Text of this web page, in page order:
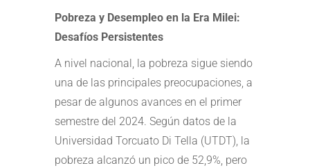
Pobreza y Desempleo en la Era Milei:
Desafíos Persistentes
A nivel nacional, la pobreza sigue siendo
una de las principales preocupaciones, a
pesar de algunos avances en el primer
semestre del 2024. Según datos de la
Universidad Torcuato Di Tella (UTDT), la
pobreza alcanzó un pico de 52,9%, pero